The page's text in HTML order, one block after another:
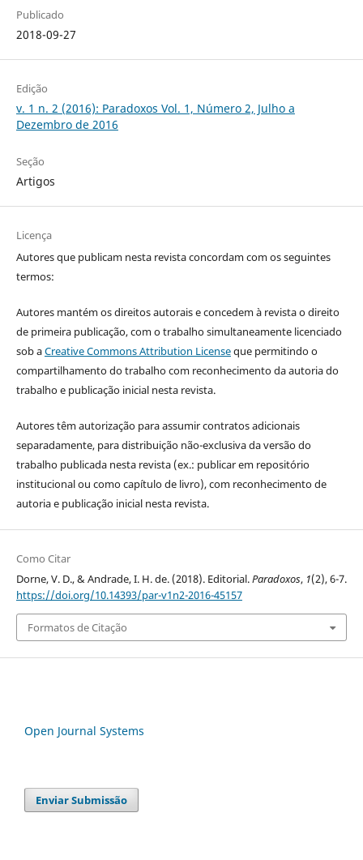
Publicado
2018-09-27
Edição
v. 1 n. 2 (2016): Paradoxos Vol. 1, Número 2, Julho a
Dezembro de 2016
Seção
Artigos
Licença
Autores que publicam nesta revista concordam com os seguintes
termos:
Autores mantém os direitos autorais e concedem à revista o direito
de primeira publicação, com o trabalho simultaneamente licenciado
sob aCreative Commons Attribution Licenseque permitindo o
compartilhamento do trabalho com reconhecimento da autoria do
trabalho e publicação inicial nesta revista.
Autores têm autorização para assumir contratos adicionais
separadamente, para distribuição não-exclusiva da versão do
trabalho publicada nesta revista (ex.: publicar em repositório
institucional ou como capítulo de livro), com reconhecimento de
autoria e publicação inicial nesta revista.
Como Citar
Dorne, V. D., & Andrade, I. H. de. (2018). Editorial.Paradoxos, 1(2), 6-7.
https://doi.org/10.14393/par-v1n2-2016-45157
Formatos de Citação
Open Journal Systems
Enviar Submissão